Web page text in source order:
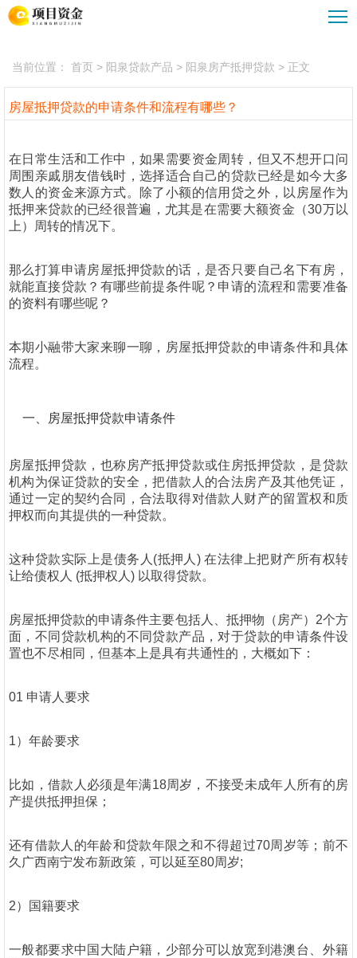
阳泉贷款攻略
阳泉重组优化服务
当前位置： 首页 > 阳泉贷款产品 > 阳泉房产抵押贷款 > 正文
房屋抵押贷款的申请条件和流程有哪些？
在日常生活和工作中，如果需要资金周转，但又不想开口问
周围亲戚朋友借钱时，选择适合自己的贷款已经是如今大多
数人的资金来源方式。除了小额的信用贷之外，以房屋作为
抵押来贷款的已经很普遍，尤其是在需要大额资金（30万以
上）周转的情况下。
那么打算申请房屋抵押贷款的话，是否只要自己名下有房，
就能直接贷款？有哪些前提条件呢？申请的流程和需要准备
的资料有哪些呢？
本期小融带大家来聊一聊，房屋抵押贷款的申请条件和具体
流程。
一、房屋抵押贷款申请条件
房屋抵押贷款，也称房产抵押贷款或住房抵押贷款，是贷款
机构为保证贷款的安全，把借款人的合法房产及其他凭证，
通过一定的契约合同，合法取得对借款人财产的留置权和质
押权而向其提供的一种贷款。
这种贷款实际上是债务人(抵押人) 在法律上把财产所有权转
让给债权人 (抵押权人) 以取得贷款。
房屋抵押贷款的申请条件主要包括人、抵押物（房产）2个方
面，不同贷款机构的不同贷款产品，对于贷款的申请条件设
置也不尽相同，但基本上是具有共通性的，大概如下：
01 申请人要求
1）年龄要求
比如，借款人必须是年满18周岁，不接受未成年人所有的房
产提供抵押担保；
还有借款人的年龄和贷款年限之和不得超过70周岁等；前不
久广西南宁发布新政策，可以延至80周岁;
2）国籍要求
一般都要求中国大陆户籍，少部分可以放宽到港澳台、外籍